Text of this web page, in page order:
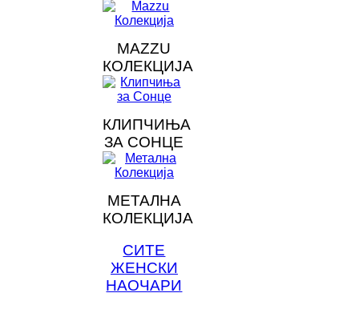
MAZZU
КОЛЕКЦИЈА
КЛИПЧИЊА
ЗА СОНЦЕ
МЕТАЛНА
КОЛЕКЦИЈА
СИТЕ
ЖЕНСКИ
НАОЧАРИ